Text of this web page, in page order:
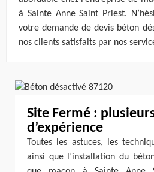
à Sainte Anne Saint Priest.
votre demande de devis béton
nos clients satisfaits par nos
Site Fermé :
d’expérience
Toutes les astuces, les
ainsi que l’installation du